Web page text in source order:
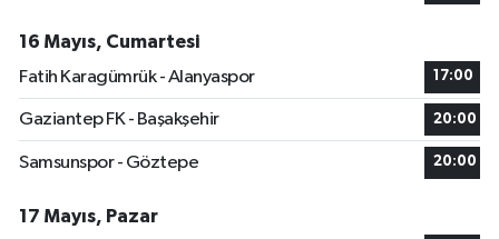
16 Mayıs, Cumartesi
Fatih Karagümrük - Alanyaspor
17:00
Gaziantep FK - Başakşehir 20:00
Samsunspor - Göztepe 20:00
17 Mayıs, Pazar